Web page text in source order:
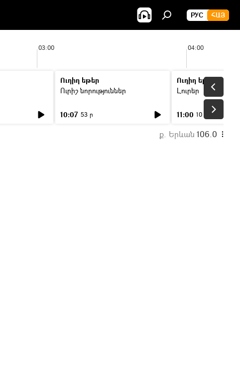
РУС ՀԱՅ
03:00 04:00
Ուղիղ եթեր
Ուրիշ նորություններ
10:07 53 ր
Ուղիղ եթեր
Լուրեր
11:00 10 ր
ք. Երևան 106.0